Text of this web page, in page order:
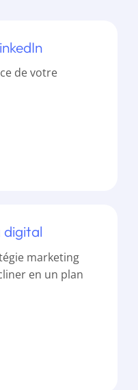
de votre
digital
marketing
en un plan